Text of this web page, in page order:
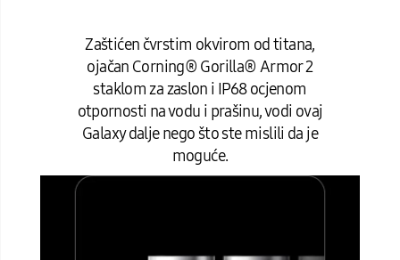
Zaštićen čvrstim okvirom od titana,
ojačan Corning® Gorilla® Armor 2
staklom za zaslon i IP68 ocjenom
otpornosti na vodu i prašinu, vodi ovaj
Galaxy dalje nego što ste mislili da je
moguće.